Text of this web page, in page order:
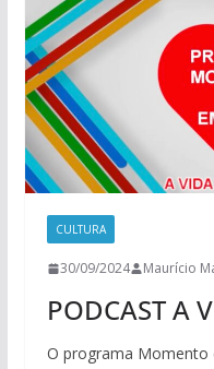
CULTURA
30/09/2024 Maurício
PODCAST A
O programa Momento